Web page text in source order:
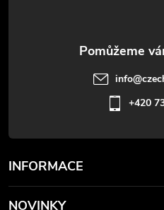
INFORMACE
NOVINKY
info@
+420